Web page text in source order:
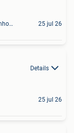
Houthalen+ Deel Van Zonhoven En Zolder 25 jul 26
Details
25 jul 26